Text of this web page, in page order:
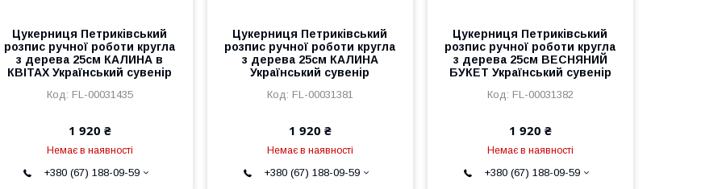
Цукерниця Петриківський
розпис ручної роботи кругла
з дерева 25см КАЛИНА в
КВІТАХ Український сувенір
FL-00031435
1 920 ₴
Немає в наявності
+380 (67) 188-09-59
Цукерниця Петриківський
розпис ручної роботи кругла
з дерева 25см КАЛИНА
Український сувенір
FL-00031381
1 920 ₴
Немає в наявності
+380 (67) 188-09-59
Цукерниця Петриківський
розпис ручної роботи кругла
з дерева 25см ВЕСНЯНИЙ
БУКЕТ Український сувенір
FL-00031382
1 920 ₴
Немає в наявності
+380 (67) 188-09-59